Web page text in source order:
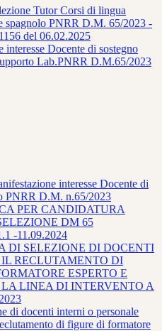
Tutor Corsi di lingua
spagnolo PNRR D.M. 65/2023 -
del 06.02.2025
interesse Docente di sostegno
Lab.PNRR D.M.65/2023
interesse Docente di
PNRR D.M. n.65/2023
PER CANDIDATURA
DM 65
-11.09.2024
DI SELEZIONE DI DOCENTI
RECLUTAMENTO DI
ESPERTO E
LA LINEA DI INTERVENTO A
di docenti interni o personale
di figure di formatore